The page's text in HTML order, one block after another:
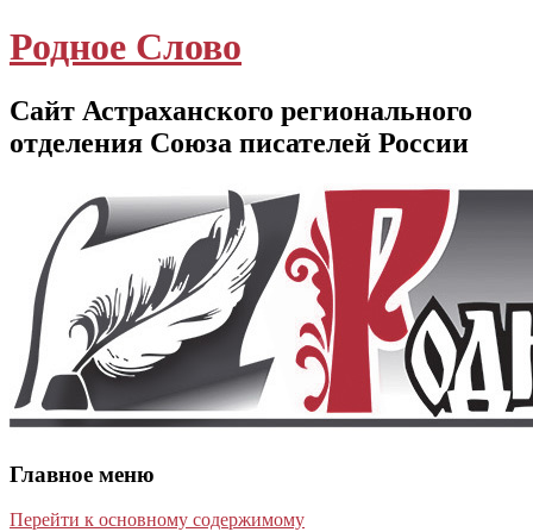
Родное Слово
Сайт Астраханского регионального
отделения Союза писателей России
Главное меню
Перейти к основному содержимому